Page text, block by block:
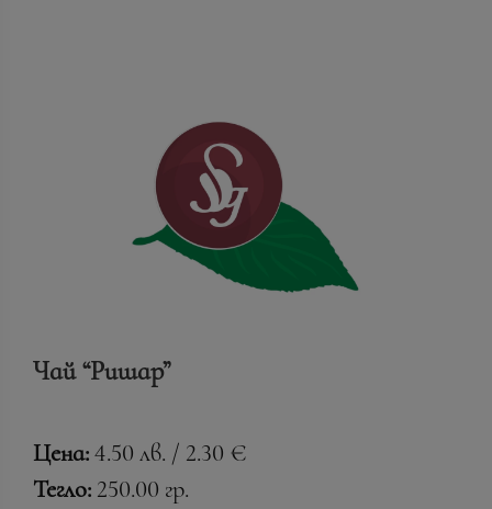
Чай “Ришар”
Цена:4.50 лв. / 2.30 €
Тегло: 250.00 гр.